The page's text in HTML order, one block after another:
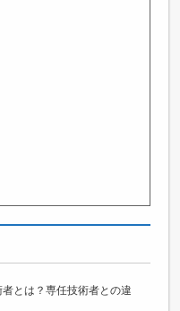
者とは？専任技術者との違